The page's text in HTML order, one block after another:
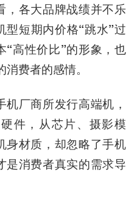
，各大品牌战绩并不乐
型短期内价格“跳水”过
“高性价比”的形象，也
费者的感情。
厂商所发行高端机，
件，从芯片、摄影模
身材质，却忽略了手机
是消费者真实的需求导